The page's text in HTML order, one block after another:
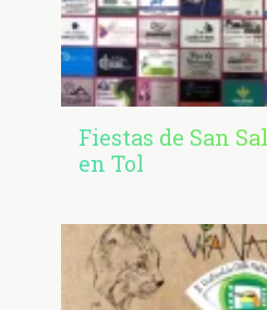
Fiestas de San
en Tol